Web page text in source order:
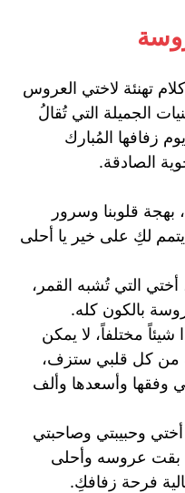
تهنئة لاختي العروس
الجميلة التي تُقالُ
زفافها المُبارك
الصادقة.
بهجة قلوبنا وسرور
يتمم لكِ على خير يا أحلى
أختي التي تُشبه القمر،
بالكون كله.
مختلفاً، لا يمكن
من كل قلبي ستزف،
وفقها وأسعدها وألف
وحبيبتي وصاحبتي
بقت عروسه وأحلى
فرحة زفافكِ.